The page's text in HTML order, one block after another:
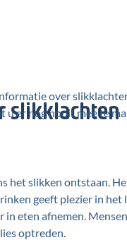
slikklachten
over
u er nog nooit mee te
het slikken ontstaan.
geeft plezier in
eten afnemen.
optreden.